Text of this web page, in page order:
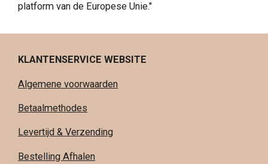
platform van de Europese Unie."
KLANTENSERVICE WEBSITE
Algemene voorwaarden
Betaalmethodes
Levertijd & Verzending
Bestelling Afhalen